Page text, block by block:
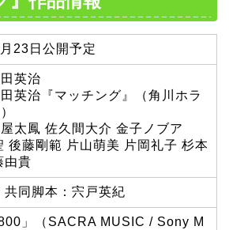
23日公開予定
田英治
田英治『マッチング』（角川ホラ
屋太鳳 佐久間大介 金子ノブア
後藤剛範 片山萌美 片岡礼子 杉本
由貴
共同脚本：宍戸英紀
」（SACRA MUSIC / Sony M